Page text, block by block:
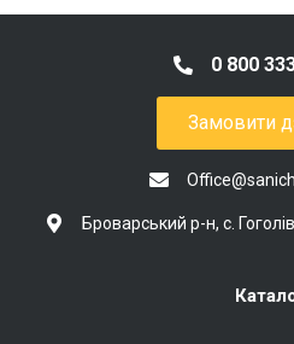
0 800
Замовити
Броварський р-н, с.